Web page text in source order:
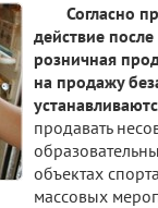
Согласно
действие
розничная
на продажу
продавать
объектах
массовых